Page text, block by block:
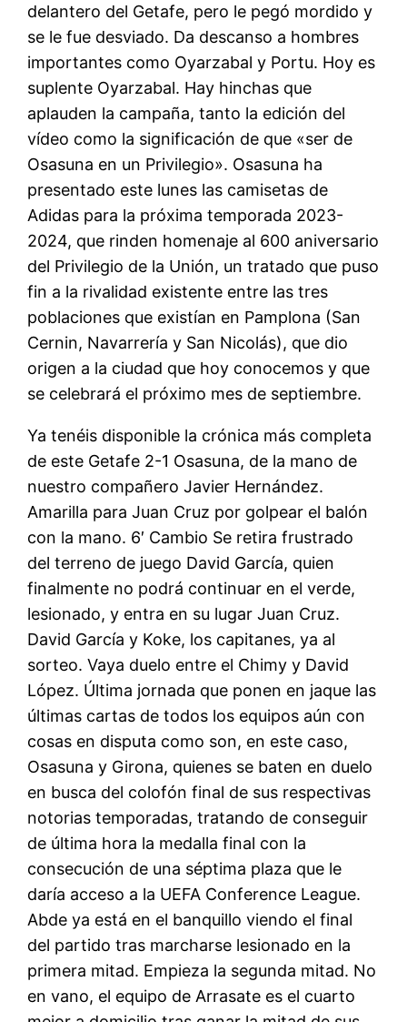
delantero del Getafe, pero le pegó mordido y
se le fue desviado. Da descanso a hombres
importantes como Oyarzabal y Portu. Hoy es
suplente Oyarzabal. Hay hinchas que
aplauden la campaña, tanto la edición del
vídeo como la significación de que «ser de
Osasuna en un Privilegio». Osasuna ha
presentado este lunes las camisetas de
Adidas para la próxima temporada 2023-
2024, que rinden homenaje al 600 aniversario
del Privilegio de la Unión, un tratado que puso
fin a la rivalidad existente entre las tres
poblaciones que existían en Pamplona (San
Cernin, Navarrería y San Nicolás), que dio
origen a la ciudad que hoy conocemos y que
se celebrará el próximo mes de septiembre.
Ya tenéis disponible la crónica más completa
de este Getafe 2-1 Osasuna, de la mano de
nuestro compañero Javier Hernández.
Amarilla para Juan Cruz por golpear el balón
con la mano. 6′ Cambio Se retira frustrado
del terreno de juego David García, quien
finalmente no podrá continuar en el verde,
lesionado, y entra en su lugar Juan Cruz.
David García y Koke, los capitanes, ya al
sorteo. Vaya duelo entre el Chimy y David
López. Última jornada que ponen en jaque las
últimas cartas de todos los equipos aún con
cosas en disputa como son, en este caso,
Osasuna y Girona, quienes se baten en duelo
en busca del colofón final de sus respectivas
notorias temporadas, tratando de conseguir
de última hora la medalla final con la
consecución de una séptima plaza que le
daría acceso a la UEFA Conference League.
Abde ya está en el banquillo viendo el final
del partido tras marcharse lesionado en la
primera mitad. Empieza la segunda mitad. No
en vano, el equipo de Arrasate es el cuarto